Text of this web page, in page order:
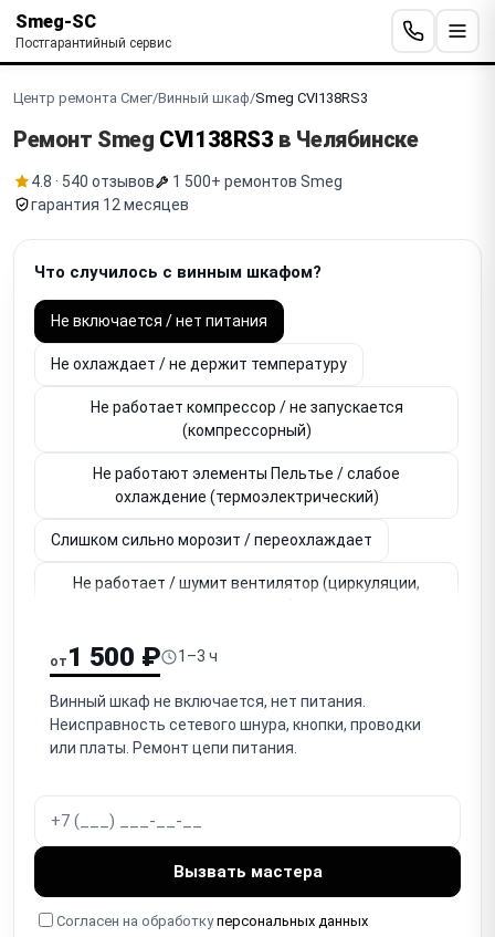
Smeg-SC
Постгарантийный сервис
Центр ремонта Смег/Винный шкаф/Smeg CVI138RS3
Ремонт Smeg CVI138RS3 в Челябинске
4.8 · 540 отзывов
1 500+ ремонтов Smeg
гарантия 12 месяцев
Что случилось с винным шкафом?
Не включается / нет питания
Не охлаждает / не держит температуру
Не работает компрессор / не запускается
(компрессорный)
Не работают элементы Пельтье / слабое
охлаждение (термоэлектрический)
Слишком сильно морозит / переохлаждает
Не работает / шумит вентилятор (циркуляции,
Не регулируется / неверная температура
(терморегулятор, датчик)
Для двухзонных: не работает одна из зон
(температурных)
Намерзание льда / наледь на задней стенке
Не работает подсветка (LED освещение)
Не работает дисплей / сенсорная панель / кнопки
от 1 500 ₽ 1–3 ч
Винный шкаф не включается, нет питания.
Неисправность сетевого шнура, кнопки, проводки
или платы. Ремонт цепи питания.
Вызвать мастера
Согласен на обработкуперсональных данных